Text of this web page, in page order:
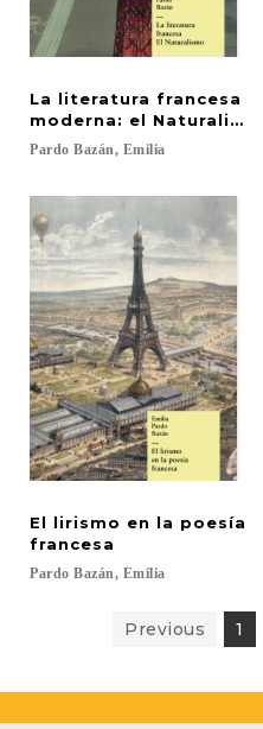
La literatura francesa
moderna: el Naturalismo
Pardo Bazán, Emilia
El lirismo en la poesía
francesa
Pardo Bazán, Emilia
Previous 1